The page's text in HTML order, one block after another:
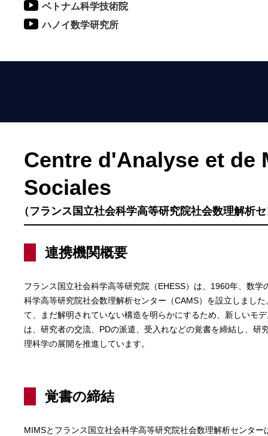
ベトナム科学技術院
ハノイ数学研究所
Centre d'Analyse et de
Sociales
（フランス国立社会科学高等研究院社会数理解析
連携機関概要
フランス国立社会科学高等研究院（EHESS）は、1960年、数
科学高等研究院社会数理解析センター（CAMS）を設立しまし
て、まだ解明されていない構造を明らかにするため、新しいモ
は、研究者の交流、PDの派遣、受入れなどの覚書を締結し、研
理科学の展開を推進しています。
覚書の締結
MIMSとフランス国立社会科学高等研究院社会数理解析センタ